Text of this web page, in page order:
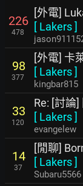
226
478
[外電]
[ Lakers]
98
377
[外電] 卡
[ Lakers]
kingbar815
33
120
Re: [討論
[ Lakers]
evangelew
14
37
[閒聊]
[ Lakers]
Subaru5566